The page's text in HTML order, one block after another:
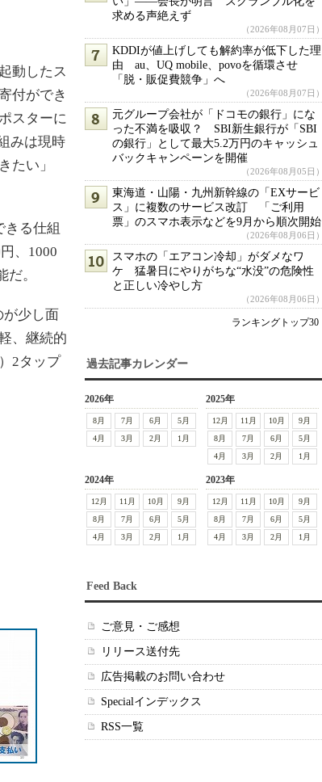
動したス
付ができ
スターに
みは現時
たい」
る仕組
、1000
。
が少し面
、継続的
2タップ
求める声絶えず
（2026年08月07日）
KDDIが値上げしても解約率が低下した理
由 au、UQ mobile、povoを循環させ
「脱・販促費競争」へ
（2026年08月07日）
元グループ会社が「ドコモの銀行」にな
った不満を吸収？ SBI新生銀行が「SBI
の銀行」として最大5.2万円のキャッシュ
バックキャンペーンを開催
（2026年08月05日）
東海道・山陽・九州新幹線の「EXサービ
ス」に複数のサービス改訂 「ご利用
票」のスマホ表示などを9月から順次開始
（2026年08月06日）
スマホの「エアコン冷却」がダメなワ
ケ 猛暑日にやりがちな“水没”の危険性
と正しい冷やし方
（2026年08月06日）
ランキングトップ30
過去記事カレンダー
2026年
8月 7月 6月
5月
4月
3月 2月 1月
2025年
12月 11月 10月
9月
8月
7月 6月
5月
4月
3月 2月 1月
2024年
12月 11月 10月
9月
8月
7月 6月
5月
4月
3月 2月 1月
2023年
12月 11月 10月
9月
8月
7月 6月
5月
4月
3月 2月 1月
Feed Back
ご意見・ご感想
リリース送付先
広告掲載のお問い合わせ
Specialインデックス
RSS一覧